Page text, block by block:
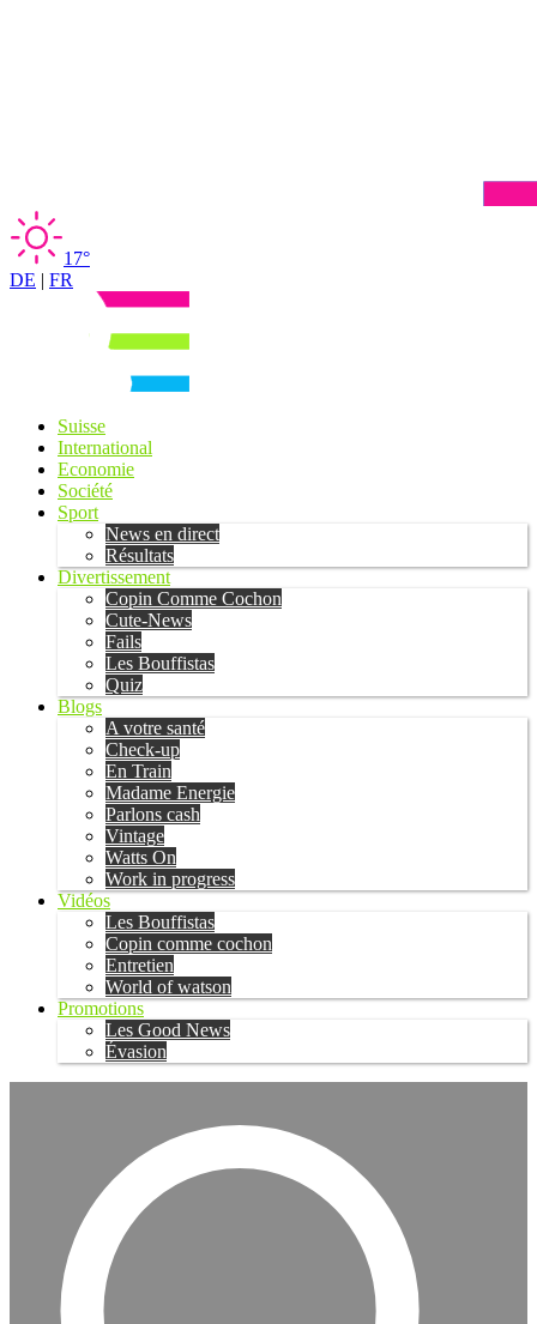
17°
DE | FR
Suisse
International
Economie
Société
Sport
News en direct
Résultats
Divertissement
Copin Comme Cochon
Cute-News
Fails
Les Bouffistas
Quiz
Blogs
A votre santé
Check-up
En Train
Madame Energie
Parlons cash
Vintage
Watts On
Work in progress
Vidéos
Les Bouffistas
Copin comme cochon
Entretien
World of watson
Promotions
Les Good News
Évasion